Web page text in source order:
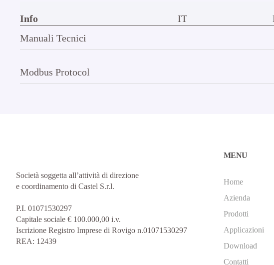
Info IT
Manuali Tecnici
Modbus Protocol
Società soggetta all’attività di direzione
e coordinamento di Castel S.r.l.
P.I. 01071530297
Capitale sociale € 100.000,00 i.v.
Iscrizione Registro Imprese di Rovigo n.01071530297
REA: 12439
MENU
Home
Azienda
Prodotti
Applicazioni
Download
Contatti